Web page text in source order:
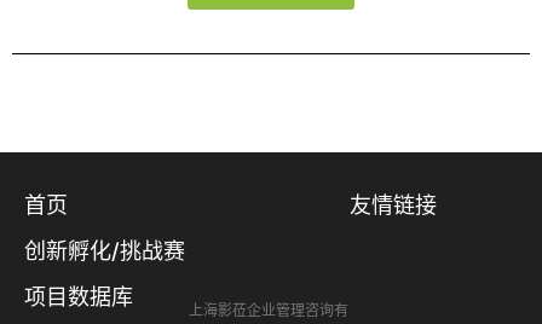
首页
创新孵化/挑战赛
项目数据库
上海影莅企业管理咨询有
友情链接